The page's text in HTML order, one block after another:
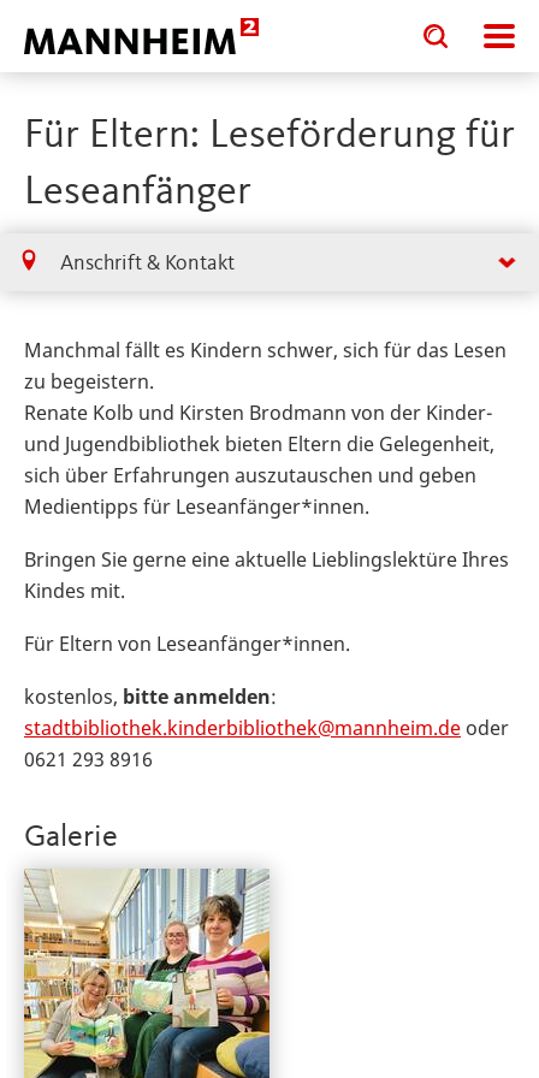
Toggle
search
input
Toggle
search
input
Für Eltern: Leseförderung für
Leseanfänger
Anschrift & Kontakt
Manchmal fällt es Kindern schwer, sich für das Lesen
zu begeistern.
Renate Kolb und Kirsten Brodmann von der Kinder-
und Jugendbibliothek bieten Eltern die Gelegenheit,
sich über Erfahrungen auszutauschen und geben
Medientipps für Leseanfänger*innen.
Bringen Sie gerne eine aktuelle Lieblingslektüre Ihres
Kindes mit.
Für Eltern von Leseanfänger*innen.
kostenlos, bitte anmelden:
stadtbibliothek.kinderbibliothek@mannheim.de oder
0621 293 8916
Galerie